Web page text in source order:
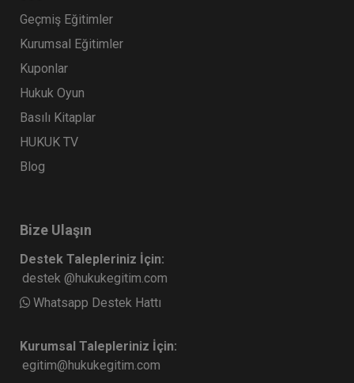
Sorumluluk Hukuku - IV. Borçlar Hukuku
360 TL
Geçmiş Eğitimler
Kurumsal Eğitimler
Kuponlar
Hukuk Oyun
Basılı Kitaplar
HUKUK TV
Blog
Bize Ulaşın
Destek Talepleriniz İçin:
destek @hukukegitim.com
Whatsapp Destek Hattı
Kurumsal Talepleriniz İçin:
egitim@hukukegitim.com